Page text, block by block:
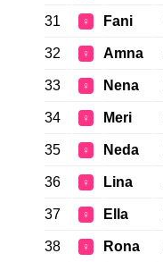
31 ♀ Fani
32 ♀ Amna
33 ♀ Nena
34 ♀ Meri
35 ♀ Neda
36 ♀ Lina
37 ♀ Ella
38 ♀ Rona